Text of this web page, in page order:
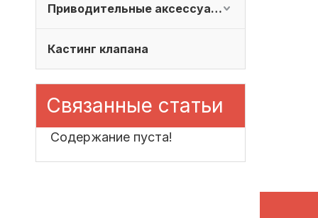
Приводительные аксессуары
Кастинг клапана
Связанные статьи
Содержание пуста!